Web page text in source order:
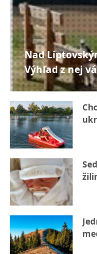
Nad
Výhľad z nej